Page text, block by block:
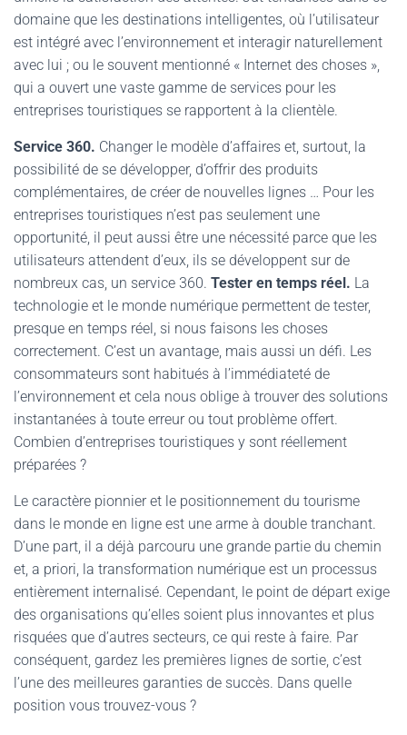
domaine que les destinations intelligentes, où l’utilisateur
est intégré avec l’environnement et interagir naturellement
avec lui ; ou le souvent mentionné « Internet des choses »,
qui a ouvert une vaste gamme de services pour les
entreprises touristiques se rapportent à la clientèle.
Service 360. Changer le modèle d’affaires et, surtout, la
possibilité de se développer, d’offrir des produits
complémentaires, de créer de nouvelles lignes … Pour les
entreprises touristiques n’est pas seulement une
opportunité, il peut aussi être une nécessité parce que les
utilisateurs attendent d’eux, ils se développent sur de
nombreux cas, un service 360. Tester en temps réel. La
technologie et le monde numérique permettent de tester,
presque en temps réel, si nous faisons les choses
correctement. C’est un avantage, mais aussi un défi. Les
consommateurs sont habitués à l’immédiateté de
l’environnement et cela nous oblige à trouver des solutions
instantanées à toute erreur ou tout problème offert.
Combien d’entreprises touristiques y sont réellement
préparées ?
Le caractère pionnier et le positionnement du tourisme
dans le monde en ligne est une arme à double tranchant.
D’une part, il a déjà parcouru une grande partie du chemin
et, a priori, la transformation numérique est un processus
entièrement internalisé. Cependant, le point de départ exige
des organisations qu’elles soient plus innovantes et plus
risquées que d’autres secteurs, ce qui reste à faire. Par
conséquent, gardez les premières lignes de sortie, c’est
l’une des meilleures garanties de succès. Dans quelle
position vous trouvez-vous ?